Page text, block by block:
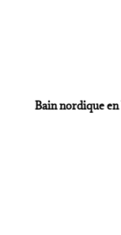
Bain nordique